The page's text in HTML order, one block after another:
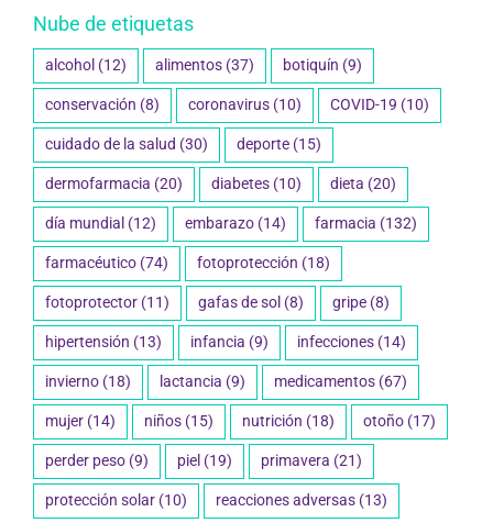
alcohol(12) alimentos(37) botiquín(9)
conservación(8) coronavirus(10) COVID-19(10)
cuidado de la salud(30) deporte(15)
dermofarmacia(20) diabetes(10) dieta(20)
día mundial(12) embarazo(14) farmacia(132)
farmacéutico(74) fotoprotección(18)
fotoprotector(11) gafas de sol(8) gripe(8)
hipertensión(13) infancia(9) infecciones(14)
invierno(18) lactancia(9) medicamentos(67)
mujer(14) niños(15) nutrición(18) otoño(17)
perder peso(9) piel(19) primavera(21)
protección solar(10) reacciones adversas(13)